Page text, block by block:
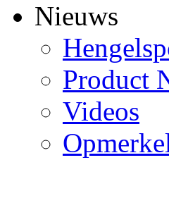
Nieuws
Product
Videos